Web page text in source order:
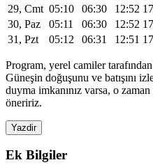
29, Cmt 05:10 06:30 12:52
30, Paz
05:11 06:30 12:52
31, Pzt
05:12 06:31 12:51
Program, yerel camiler
Güneşin doğuşunu ve batışını
duyma imkanınız varsa, o
öneririz.
Yazdir
Ek Bilgiler